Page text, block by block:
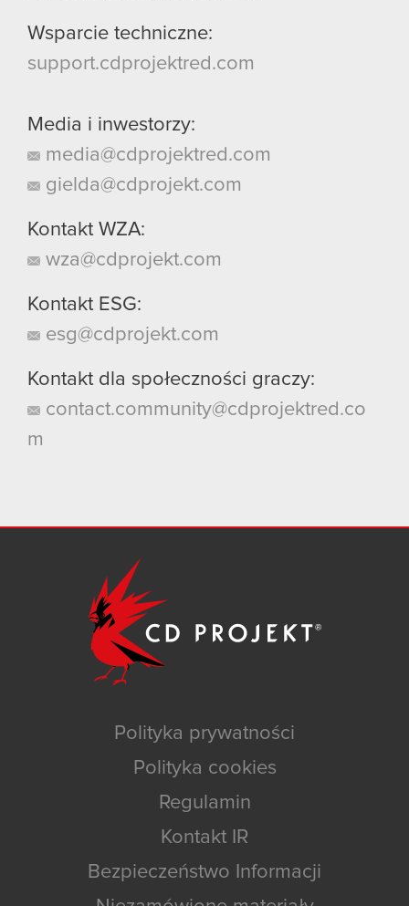
Wsparcie techniczne:
support.cdprojektred.com
Media i inwestorzy:
media@cdprojektred.com
gielda@cdprojekt.com
Kontakt WZA:
wza@cdprojekt.com
Kontakt ESG:
esg@cdprojekt.com
Kontakt dla społeczności graczy:
contact.community@cdprojektred.co
m
Polityka prywatności
Polityka cookies
Regulamin
Kontakt IR
Bezpieczeństwo Informacji